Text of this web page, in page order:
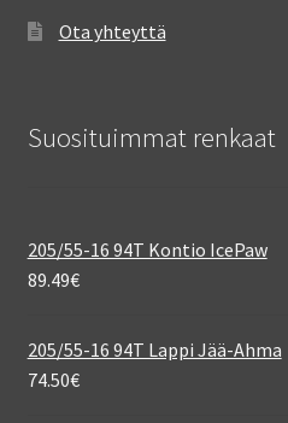
Ota yhteyttä
Suosituimmat renkaat
205/55-16 94T Kontio IcePaw
89.49€
205/55-16 94T Lappi Jää-Ahma
74.50€